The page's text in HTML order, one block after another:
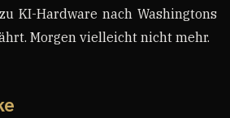
KI-Hardware nach Washingtons
Morgen vielleicht nicht mehr.